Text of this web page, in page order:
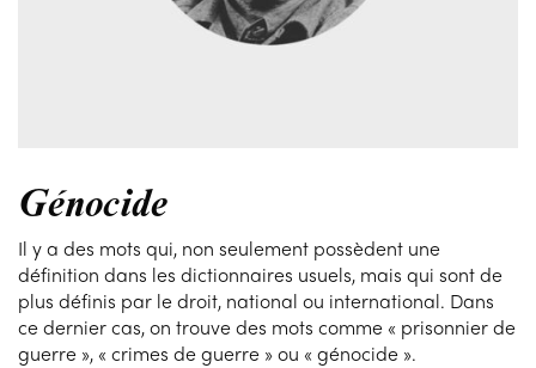
Génocide
Il y a des mots qui, non seulement possèdent une
définition dans les dictionnaires usuels, mais qui sont de
plus définis par le droit, national ou international. Dans
ce dernier cas, on trouve des mots comme « prisonnier de
guerre », « crimes de guerre » ou « génocide ».